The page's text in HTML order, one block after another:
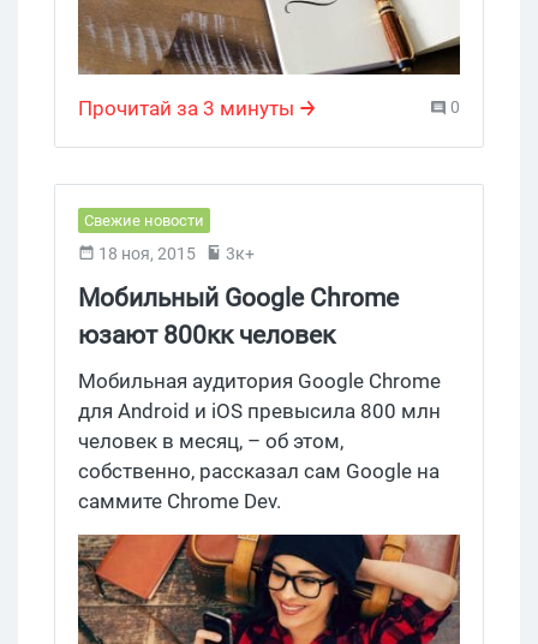
коммунальных служб – на них
обращают внимание в 47% случаев.
маркетинговые и рекламные письма, а
также сообщения из соцсетей и служб
рекламу в рассылках ЖКХ.
Прочитай за 3 минуты 0
Свежие новости
18 ноя, 2015 3к+
Мобильный Google Chrome
юзают 800кк человек
Мобильная аудитория Google Chrome
для Android и iOS превысила 800 млн
человек в месяц, – об этом,
собственно, рассказал сам Google на
саммите Chrome Dev.